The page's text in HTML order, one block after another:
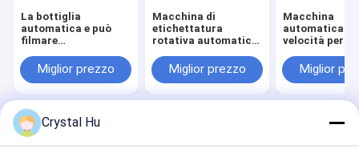
La bottiglia
automatica e può
filmare
strizzacervelli della
manica con
bottiglia del tunnel
degli strizzacervelli
del vapore
Miglior prezzo
Macchina di
etichettatura
rotativa automatica
contenitori rotondi
Miglior prezzo
Macchina
automatica
velocità per
lati perMiglior
Mappa del sito
Norme sulla privacy
Crystal Hu